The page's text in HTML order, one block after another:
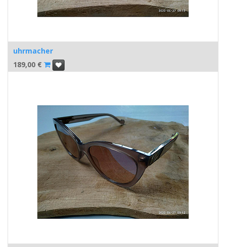
uhrmacher
189,00 €